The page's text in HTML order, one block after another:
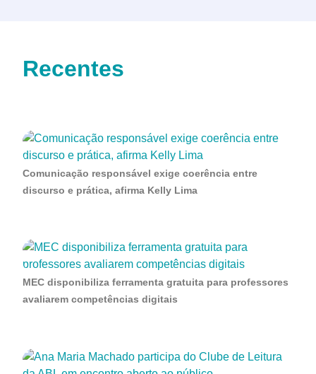
Recentes
Comunicação responsável exige coerência entre
discurso e prática, afirma Kelly Lima
MEC disponibiliza ferramenta gratuita para professores
avaliarem competências digitais